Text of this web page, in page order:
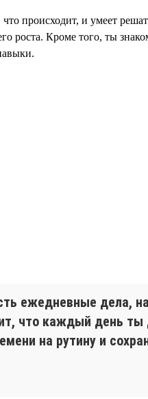
происходит, и умеет
роста. Кроме того, ты
ежедневные дела,
что каждый день
на рутину и